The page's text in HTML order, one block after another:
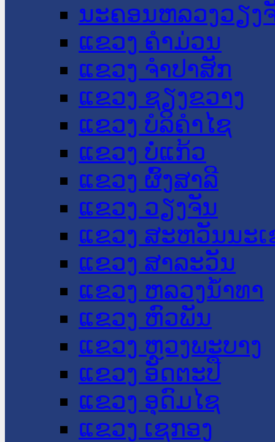
ນະ​ຄອນ​ຫລວງວຽງ
ແຂວງ ຄໍາມ່ວນ
ແຂວງ ຈໍາປາສັກ
ແຂວງ ຊຽງຂວາງ
ແຂວງ ບໍລິຄໍາໄຊ
ແຂວງ ບໍ່ແກ້ວ
ແຂວງ ຜົ້ງສາລີ
ແຂວງ ວຽງຈັນ
ແຂວງ ສະຫວັນນະ
ແຂວງ ສາລະວັນ
ແຂວງ ຫລວງນໍ້າທາ
ແຂວງ ຫົວພັນ
ແຂວງ ຫຼວງພະບາງ
ແຂວງ ອັດຕະປື
ແຂວງ ອຸດົມໄຊ
ແຂວງ ເຊກອງ